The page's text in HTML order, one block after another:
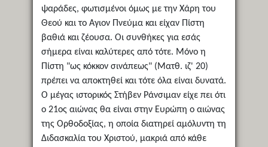
ψαράδες, φωτισμένοι όμως με την Χάρη του
Θεού και το Αγιον Πνεύμα και είχαν Πίστη
βαθιά και ζέουσα. Οι συνθήκες για εσάς
σήμερα είναι καλύτερες από τότε. Μόνο η
Πίστη "ως κόκκον σινάπεως" (Ματθ. ιζ' 20)
πρέπει να αποκτηθεί και τότε όλα είναι δυνατά.
Ο μέγας ιστορικός Στήβεν Ράνσιμαν είχε πει ότι
ο 21ος αιώνας θα είναι στην Ευρώπη ο αιώνας
της Ορθοδοξίας, η οποία διατηρεί αμόλυντη τη
Διδασκαλία του Χριστού, μακριά από κάθε